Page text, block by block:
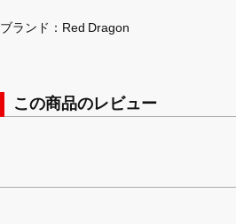
ブランド：Red Dragon
この商品のレビュー